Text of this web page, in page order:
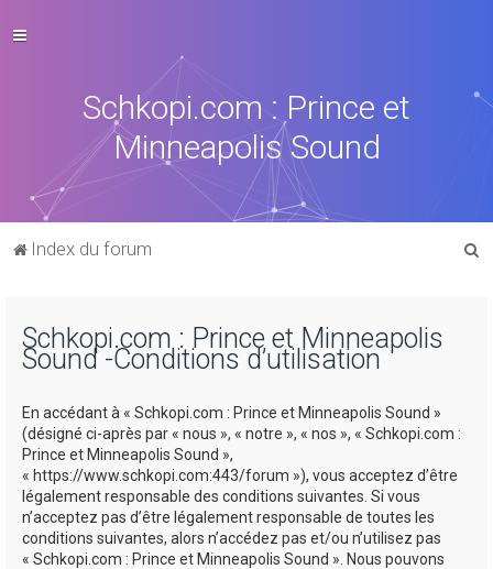
Schkopi.com : Prince et
Minneapolis Sound
Index du forum
Schkopi.com : Prince et Minneapolis
Sound -Conditions d’utilisation
En accédant à « Schkopi.com : Prince et Minneapolis Sound »
(désigné ci-après par « nous », « notre », « nos », « Schkopi.com :
Prince et Minneapolis Sound »,
« https://www.schkopi.com:443/forum »), vous acceptez d’être
légalement responsable des conditions suivantes. Si vous
n’acceptez pas d’être légalement responsable de toutes les
conditions suivantes, alors n’accédez pas et/ou n’utilisez pas
« Schkopi.com : Prince et Minneapolis Sound ». Nous pouvons